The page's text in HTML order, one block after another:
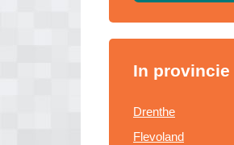
In provincie
Drenthe
Flevoland